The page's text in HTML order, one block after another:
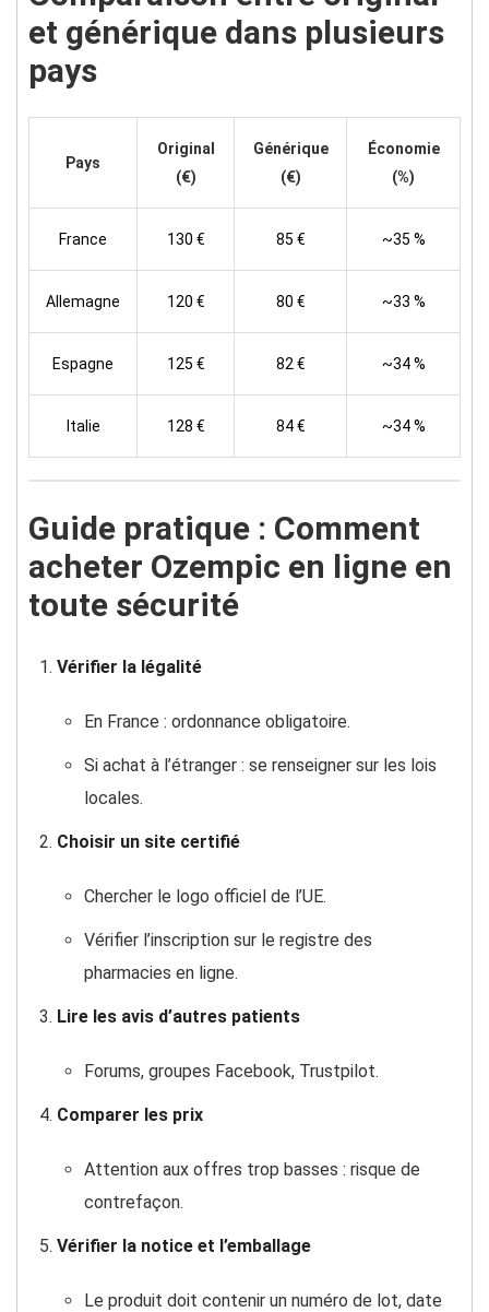
et générique dans plusieurs
pays
Pays
Original
(€)
Générique
(€)
Économie
(%)
France 130 € 85 € ~35 %
Allemagne 120 € 80 € ~33 %
Espagne 125 € 82 € ~34 %
Italie 128 € 84 € ~34 %
Guide pratique : Comment
acheter Ozempic en ligne en
toute sécurité
Vérifier la légalité
En France : ordonnance obligatoire.
Si achat à l’étranger : se renseigner sur les lois
locales.
Choisir un site certifié
Chercher le logo officiel de l’UE.
Vérifier l’inscription sur le registre des
pharmacies en ligne.
Lire les avis d’autres patients
Forums, groupes Facebook, Trustpilot.
Comparer les prix
Attention aux offres trop basses : risque de
contrefaçon.
Vérifier la notice et l’emballage
Le produit doit contenir un numéro de lot, date